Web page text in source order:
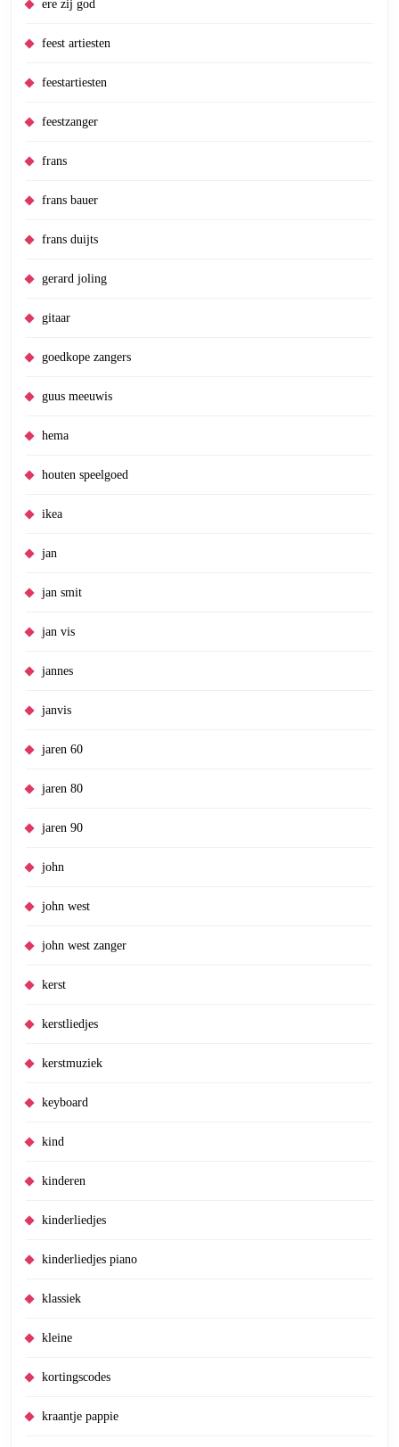
ere zij god
feest artiesten
feestartiesten
feestzanger
frans
frans bauer
frans duijts
gerard joling
gitaar
goedkope zangers
guus meeuwis
hema
houten speelgoed
ikea
jan
jan smit
jan vis
jannes
janvis
jaren 60
jaren 80
jaren 90
john
john west
john west zanger
kerst
kerstliedjes
kerstmuziek
keyboard
kind
kinderen
kinderliedjes
kinderliedjes piano
klassiek
kleine
kortingscodes
kraantje pappie